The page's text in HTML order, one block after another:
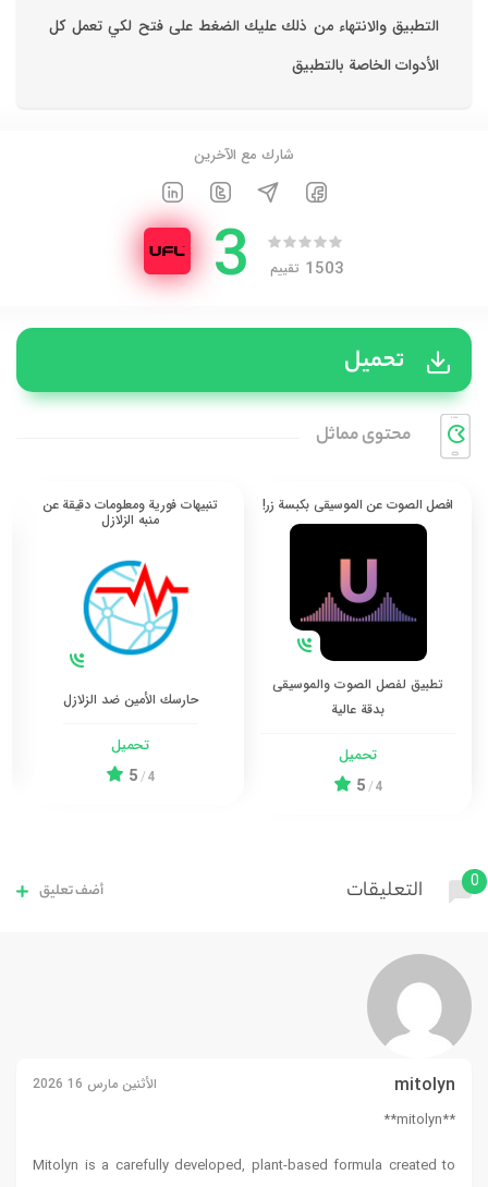
التطبيق والانتهاء من ذلك عليك الضغط على فتح لكي تعمل كل
الأدوات الخاصة بالتطبيق
شارك مع الآخرين
1503 تقييم 3
تحميل
محتوی مماثل
افصل الصوت عن الموسيقى بكبسة زر!
تطبيق لفصل الصوت والموسيقى
بدقة عالية
تحميل
4
/
5
تنبيهات فورية ومعلومات دقيقة عن
منبه الزلازل
حارسك الأمين ضد الزلازل
تحميل
4
/
5
0 التعليقات أضف تعليق
mitolyn الأثنين مارس 16 2026
**mitolyn**
Mitolyn is a carefully developed, plant-based formula created to